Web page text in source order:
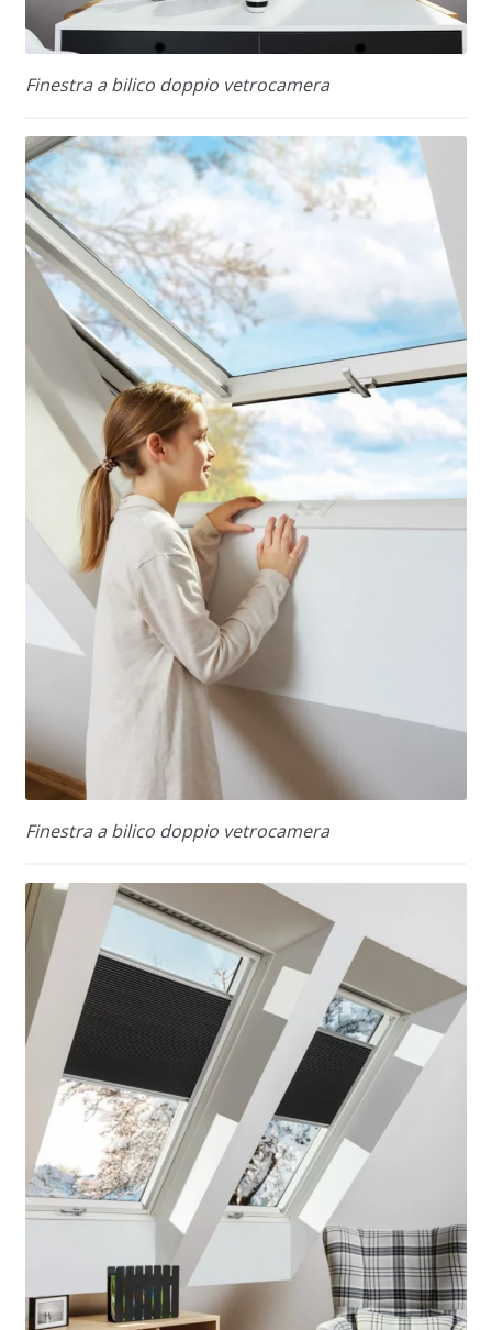
Finestra a bilico doppio vetrocamera
Finestra a bilico doppio vetrocamera